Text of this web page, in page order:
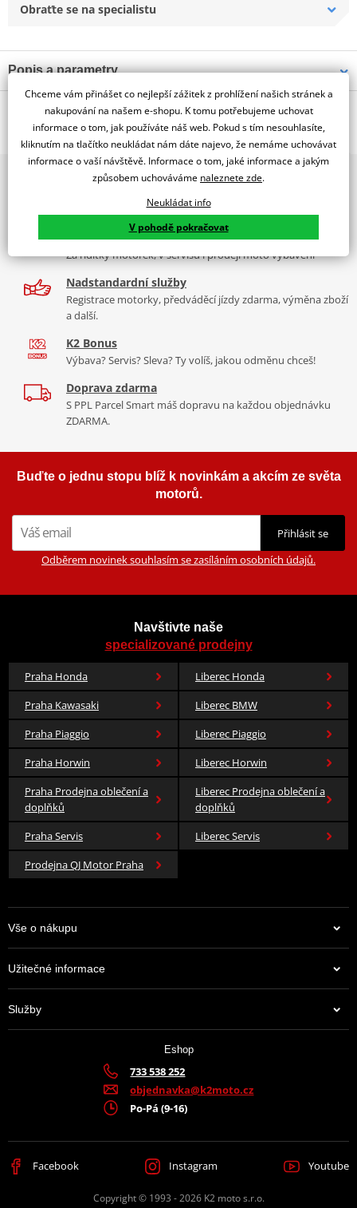
Obraťte se na specialistu
Popis a parametry
Jsme autorizovaný
dealer značky PUIG
KTM 790 ADVENTURE 23'
Tabulka velikostí
Co když mi to nebude
O výrobci
PUIG byl založen v roce 1964 ve Španělsku. Vyrábí se ve městě
Granollers poblíž Barcelony na ploše 8 000 m² v objektu, který se
dělí na 3 části: komerční, odlitkovou a kovových součástek. Již 40
let se účastní nejslavnějších závodů motocyklů po celém světě. V
naší nabídce naleznete doplňky a příslušenství například: plexi,
padací protektory a mnoho dalšího.
Zobrazit všechny produktyznačky PUIG
2x multibrand showroom
díly, to vše v Praze a Liberci
Více než 30 let zkušeností
Za řídítky motorek, v servisu i prodeji moto vybavení
Nadstandardní služby
Registrace motorky, předváděcí jízdy zdarma, výměna zboží
a další.
K2 Bonus
Výbava? Servis? Sleva? Ty volíš, jakou odměnu chceš!
Doprava zdarma
S PPL Parcel Smart máš dopravu na každou objednávku
ZDARMA.
Buďte o jednu stopu blíž k novinkám a akcím ze světa
motorů.
Přihlásit se
Odběrem novinek souhlasím se zasíláním osobních údajů.
Navštivte naše
specializované prodejny
Praha Honda
Liberec Honda
Praha Kawasaki
Liberec BMW
Praha Piaggio
Liberec Piaggio
Praha Horwin
Liberec Horwin
Praha Prodejna oblečení a
doplňků
Liberec Prodejna oblečení a
doplňků
Praha Servis
Liberec Servis
Prodejna QJ Motor Praha
Vše o nákupu
Užitečné informace
Služby
Eshop
733 538 252
objednavka@k2moto.cz
Po-Pá (9-16)
Facebook Instagram Youtube
Copyright © 1993 - 2026 K2 moto s.r.o.
Chceme vám přinášet co nejlepší zážitek z prohlížení našich stránek a
nakupování na našem e-shopu. K tomu potřebujeme uchovat
informace o tom, jak používáte náš web. Pokud s tím nesouhlasíte,
kliknutím na tlačítko neukládat nám dáte najevo, že nemáme uchovávat
informace o vaší návštěvě. Informace o tom, jaké informace a jakým
způsobem uchováváme naleznete zde.
Neukládat info
V pohodě pokračovat